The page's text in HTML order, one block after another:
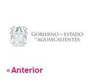
« Anterior